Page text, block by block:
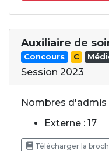
Auxiliaire de
Concours C
Session 2023
Nombres d'admis
Externe : 17
Télécharger la